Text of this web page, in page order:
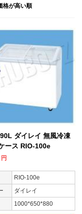
格が高い順
ダイレイ 無風冷凍
ース RIO-100e
円
RIO-100e
ダイレイ
1000*650*880